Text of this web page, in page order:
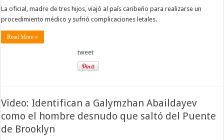
La oficial, madre de tres hijos, viajó al país caribeño para realizarse un
procedimiento médico y sufrió complicaciones letales.
Read More »
tweet
Video: Identifican a Galymzhan Abaildayev
como el hombre desnudo que saltó del Puente
de Brooklyn